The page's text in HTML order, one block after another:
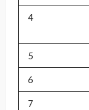
4
5
6
7